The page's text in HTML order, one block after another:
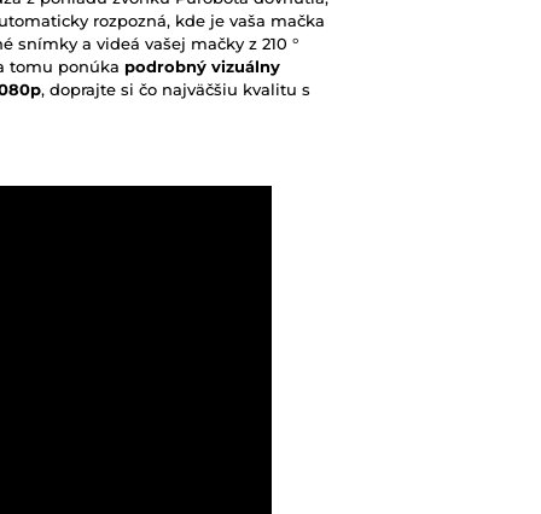
rozpozná, kde je vaša mačka
snímky a videá vašej mačky z 210 °
tomu ponúka podrobný vizuálny
, doprajte si čo najväčšiu kvalitu s